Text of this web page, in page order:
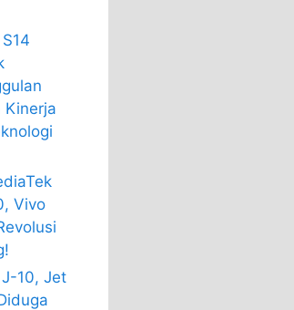
Kinerja
Vivo
10, Jet